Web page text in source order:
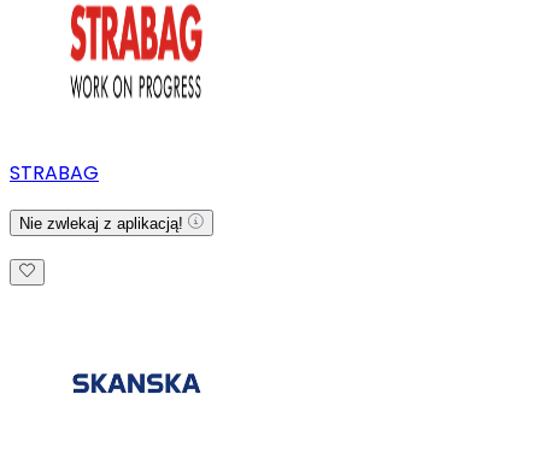
STRABAG
Nie zwlekaj z aplikacją!